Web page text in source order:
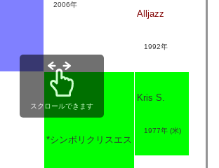
2006年
Alljazz
1992年
*シンボリクリスエス
Kris S.
1977年 (米)
スクロールできます